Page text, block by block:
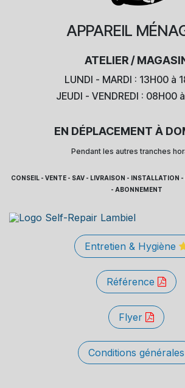
APPAREIL
ATELIER /
LUNDI - MARDI : 13H00 à
JEUDI - VENDREDI : 08H00
EN DÉPLACEMENT À
Pendant les autres tranches
CONSEIL - VENTE - SAV - LIVRAISON - INSTALLATION
- ABONNEMENT
Entretien & Hygiène
Référence
Flyer
Conditions générales